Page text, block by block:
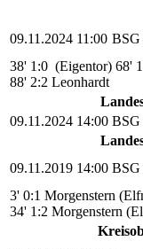
09.11.2024 11:00 BSG
38' 1:0 (Eigentor) 68'
88' 2:2 Leonhardt
09.11.2024 14:00 BSG
09.11.2019 14:00 BSG
3' 0:1 Morgenstern
34' 1:2 Morgenstern